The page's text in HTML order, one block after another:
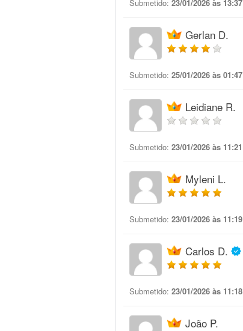
Submetido: 23/01/2026 às 13:37
Gerlan D.
Submetido: 25/01/2026 às 01:47
Leidiane R.
Submetido: 23/01/2026 às 11:21
Myleni L.
Submetido: 23/01/2026 às 11:19
Carlos D.
Submetido: 23/01/2026 às 11:18
João P.